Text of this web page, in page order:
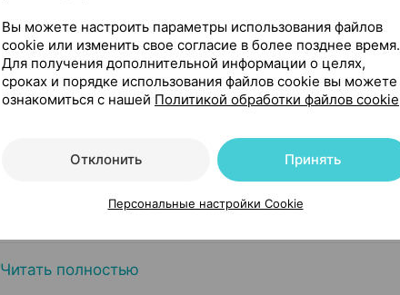
Читать полностью
Вы можете настроить параметры использования файлов
cookie или изменить свое согласие в более позднее время.
Для получения дополнительной информации о целях,
сроках и порядке использования файлов cookie вы можете
ознакомиться с нашей Политикой обработки файлов cookie
Отклонить Принять
Персональные настройки Cookie